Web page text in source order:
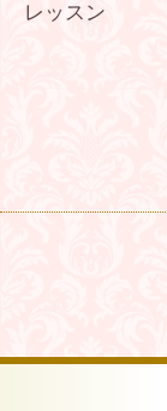
レッスン